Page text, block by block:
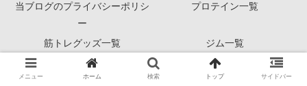
当ブログのプライバシーポリシ
ー
プロテイン一覧
筋トレグッズ一覧 ジム一覧
© 2020 筋トレねこ：ぷにまる日記.
メニュー ホーム 検索 トップ サイドバー